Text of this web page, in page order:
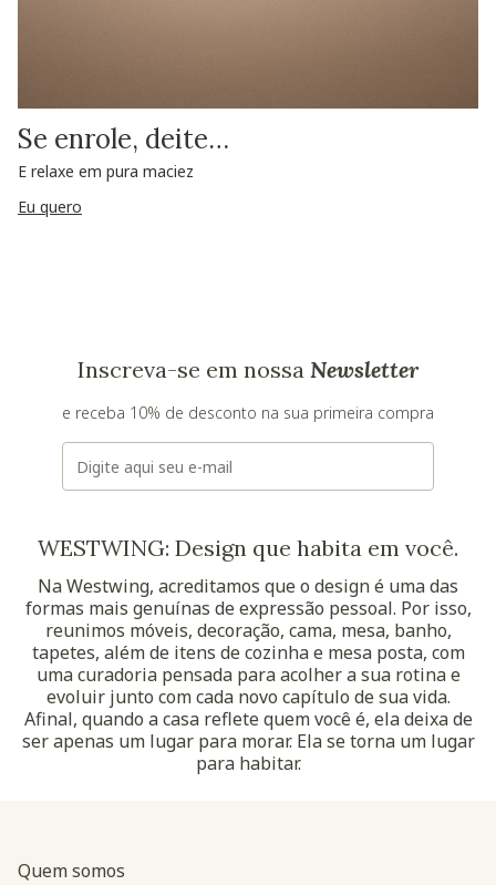
Se enrole, deite…
E relaxe em pura maciez
Eu quero
Inscreva-se em nossa Newsletter
e receba 10% de desconto na sua primeira compra
E-mail
WESTWING: Design que habita em você.
Na Westwing, acreditamos que o design é uma das
formas mais genuínas de expressão pessoal. Por isso,
reunimos móveis, decoração, cama, mesa, banho,
tapetes, além de itens de cozinha e mesa posta, com
uma curadoria pensada para acolher a sua rotina e
evoluir junto com cada novo capítulo de sua vida.
Afinal, quando a casa reflete quem você é, ela deixa de
ser apenas um lugar para morar. Ela se torna um lugar
para habitar.
Quem somos